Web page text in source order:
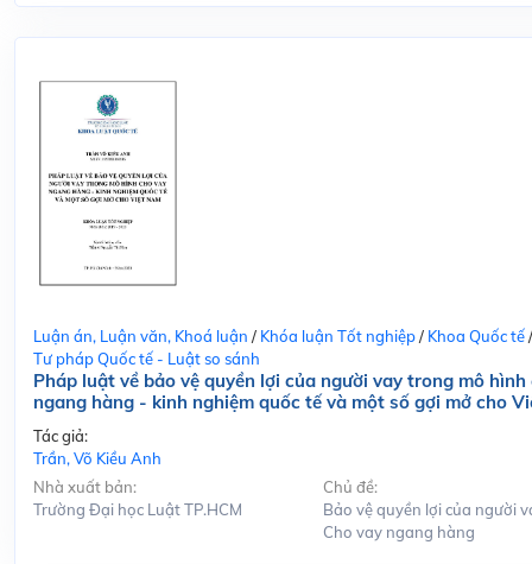
Luận án, Luận văn, Khoá luận / Khóa luận Tốt nghiệp/ Khoa Quốc tế/
Tư pháp Quốc tế - Luật so sánh
Pháp luật về bảo vệ quyền lợi của người vay trong mô hình
ngang hàng - kinh nghiệm quốc tế và một số gợi mở cho
Tác giả:
Trần, Võ Kiều Anh
Nhà xuất bản:
Trường Đại học Luật TP.HCM
Chủ đề:
Bảo vệ quyền lợi của người
Cho vay ngang hàng